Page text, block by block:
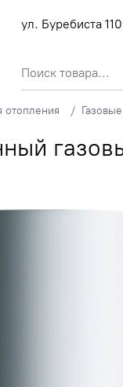
ул. Буребиста 110
отопления